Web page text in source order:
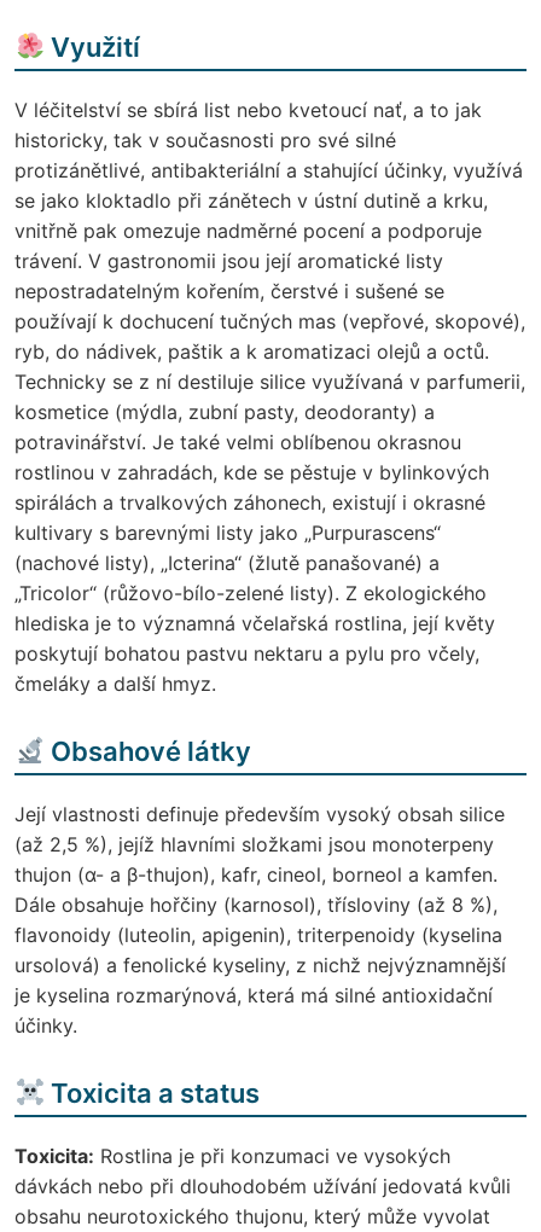
Využití
V léčitelství se sbírá list nebo kvetoucí nať, a to jak
historicky, tak v současnosti pro své silné
protizánětlivé, antibakteriální a stahující účinky, využívá
se jako kloktadlo při zánětech v ústní dutině a krku,
vnitřně pak omezuje nadměrné pocení a podporuje
trávení. V gastronomii jsou její aromatické listy
nepostradatelným kořením, čerstvé i sušené se
používají k dochucení tučných mas (vepřové, skopové),
ryb, do nádivek, paštik a k aromatizaci olejů a octů.
Technicky se z ní destiluje silice využívaná v parfumerii,
kosmetice (mýdla, zubní pasty, deodoranty) a
potravinářství. Je také velmi oblíbenou okrasnou
rostlinou v zahradách, kde se pěstuje v bylinkových
spirálách a trvalkových záhonech, existují i okrasné
kultivary s barevnými listy jako „Purpurascens“
(nachové listy), „Icterina“ (žlutě panašované) a
„Tricolor“ (růžovo-bílo-zelené listy). Z ekologického
hlediska je to významná včelařská rostlina, její květy
poskytují bohatou pastvu nektaru a pylu pro včely,
čmeláky a další hmyz.
Obsahové látky
Její vlastnosti definuje především vysoký obsah silice
(až 2,5 %), jejíž hlavními složkami jsou monoterpeny
thujon (α- a β-thujon), kafr, cineol, borneol a kamfen.
Dále obsahuje hořčiny (karnosol), třísloviny (až 8 %),
flavonoidy (luteolin, apigenin), triterpenoidy (kyselina
ursolová) a fenolické kyseliny, z nichž nejvýznamnější
je kyselina rozmarýnová, která má silné antioxidační
účinky.
Toxicita a status
Toxicita: Rostlina je při konzumaci ve vysokých
dávkách nebo při dlouhodobém užívání jedovatá kvůli
obsahu neurotoxického thujonu, který může vyvolat